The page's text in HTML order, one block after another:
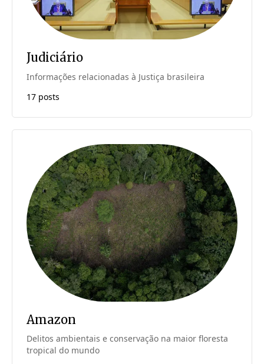
Judiciário
Informações relacionadas à Justiça brasileira
17 posts
Amazon
Delitos ambientais e conservação na maior floresta
tropical do mundo